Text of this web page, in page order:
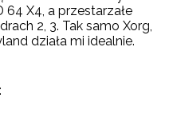
X4, a przestarzałe
2, 3. Tak samo Xorg,
działa mi idealnie.